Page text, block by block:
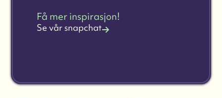
Få mer inspirasjon!
Se vår snapchat